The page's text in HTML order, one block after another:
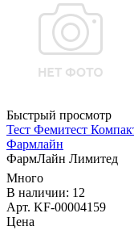
Быстрый просмотр
Тест Фемитест
Фармлайн
ФармЛайн Лимитед
Много
В наличии: 12
Арт. KF-00004159
Цена